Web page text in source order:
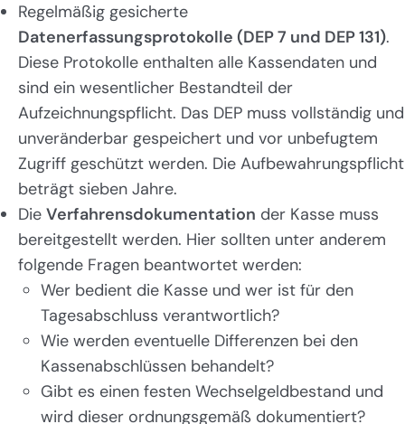
Regelmäßig gesicherte
Datenerfassungsprotokolle (DEP 7 und DEP 131).
Diese Protokolle enthalten alle Kassendaten und
sind ein wesentlicher Bestandteil der
Aufzeichnungspflicht. Das DEP muss vollständig und
unveränderbar gespeichert und vor unbefugtem
Zugriff geschützt werden. Die Aufbewahrungspflicht
beträgt sieben Jahre.
Die Verfahrensdokumentation der Kasse muss
bereitgestellt werden. Hier sollten unter anderem
folgende Fragen beantwortet werden:
Wer bedient die Kasse und wer ist für den
Tagesabschluss verantwortlich?
Wie werden eventuelle Differenzen bei den
Kassenabschlüssen behandelt?
Gibt es einen festen Wechselgeldbestand und
wird dieser ordnungsgemäß dokumentiert?